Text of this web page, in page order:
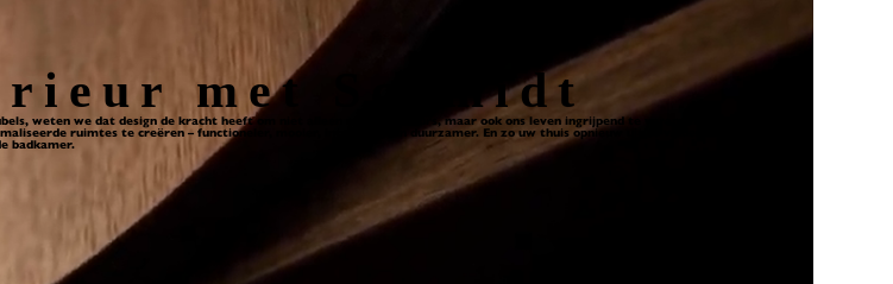
met Schmidt
weten we dat design de kracht heeft om niet alleen onze interieurs, maar ook ons leven ingrijpend te veranderen.
ruimtes te creëren – functioneler, mooier, intuïtiever en duurzamer. En zo uw thuis opnieuw uit te vinden
badkamer.